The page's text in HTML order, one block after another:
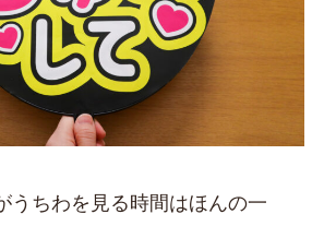
うちわを見る時間はほんの一